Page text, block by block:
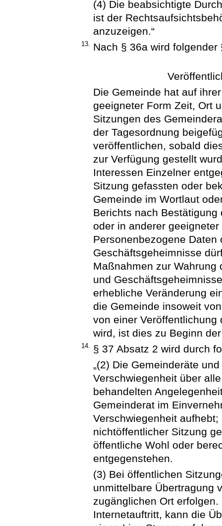
(4) Die beabsichtigte
ist der
anzuzeigen.“
13. Nach § 36a wird folgender
Die Gemeinde hat auf
geeigneter Form Zeit, Ort
Sitzungen des
der Tagesordnung
veröffentlichen, sobald
zur Verfügung gestellt
Interessen Einzelner
Sitzung gefassten oder
Gemeinde im Wortlaut
Berichts nach
oder in anderer
Personenbezogene Daten
Geschäftsgeheimnisse
Maßnahmen zur Wahrung
und
erhebliche Veränderung
die Gemeinde insoweit
von einer
wird, ist dies zu Beginn
14.
§ 37 Absatz 2 wird durch
„(2) Die Gemeinderäte
Verschwiegenheit über
behandelten
Gemeinderat im
Verschwiegenheit
nichtöffentlicher Sitzung
öffentliche Wohl oder
entgegenstehen.
(3) Bei öffentlichen
unmittelbare Übertragung
zugänglichen Ort
Internetauftritt, kann die